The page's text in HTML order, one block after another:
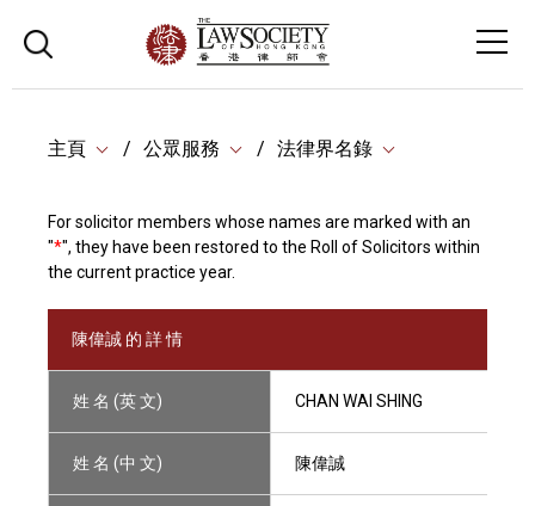
主頁 公眾服務 法律界名錄
For solicitor members whose names are marked with an
"*", they have been restored to the Roll of Solicitors within
the current practice year.
陳偉誠 的 詳 情
姓 名 (英 文) CHAN WAI SHING
姓 名 (中 文) 陳偉誠